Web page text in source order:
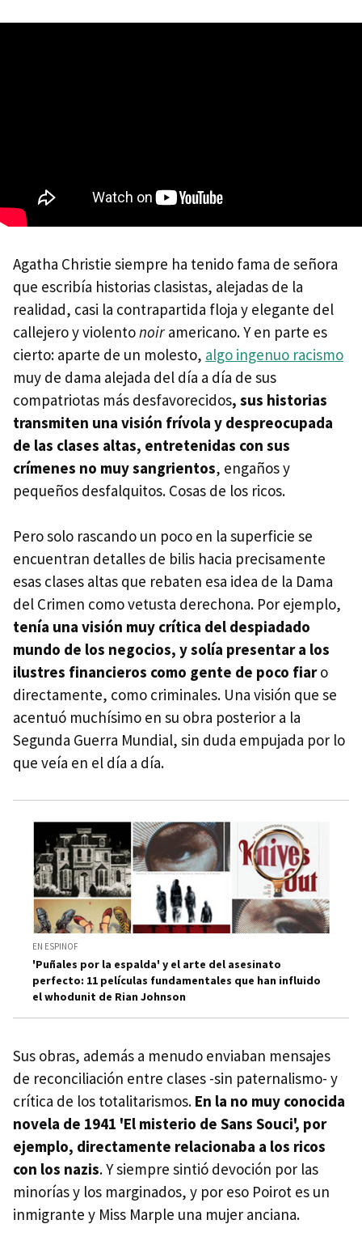
Agatha Christie siempre ha tenido fama de señora
que escribía historias clasistas, alejadas de la
realidad, casi la contrapartida floja y elegante del
callejero y violentonoir americano. Y en parte es
cierto: aparte de un molesto, algo ingenuo racismo
muy de dama alejada del día a día de sus
compatriotas más desfavorecidos, sus historias
transmiten una visión frívola y despreocupada
de las clases altas, entretenidas con sus
crímenes no muy sangrientos, engaños y
pequeños desfalquitos. Cosas de los ricos.
Pero solo rascando un poco en la superficie se
encuentran detalles de bilis hacia precisamente
esas clases altas que rebaten esa idea de la Dama
del Crimen como vetusta derechona. Por ejemplo,
tenía una visión muy crítica del despiadado
mundo de los negocios, y solía presentar a los
ilustres financieros como gente de poco fiaro
directamente, como criminales. Una visión que se
acentuó muchísimo en su obra posterior a la
Segunda Guerra Mundial, sin duda empujada por lo
que veía en el día a día.
EN ESPINOF
'Puñales por la espalda' y el arte del asesinato
perfecto: 11 películas fundamentales que han influido
el whodunit de Rian Johnson
Sus obras, además a menudo enviaban mensajes
de reconciliación entre clases -sin paternalismo- y
crítica de los totalitarismos. En la no muy conocida
novela de 1941 'El misterio de Sans Souci', por
ejemplo, directamente relacionaba a los ricos
con los nazis. Y siempre sintió devoción por las
minorías y los marginados, y por eso Poirot es un
inmigrante y Miss Marple una mujer anciana.